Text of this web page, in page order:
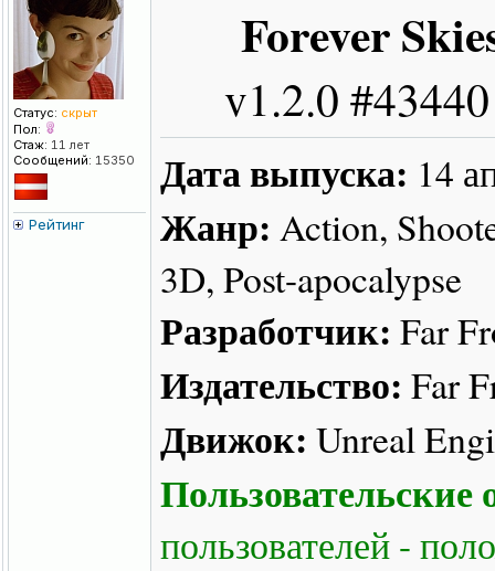
Статус: скрыт
Пол:
Стаж: 11 лет
Сообщений: 15350
Рейтинг
Forever
v1.2.0
Дата выпуска: 14
Жанр: Action,
3D, Post-apocalypse
Разработчик: Far
Издательство: Far
Движок: Unreal
Пользовательские
пользователей -